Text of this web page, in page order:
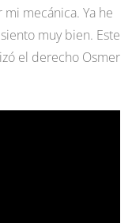
mecánica. Ya he
muy bien. Este
el derecho Osmer